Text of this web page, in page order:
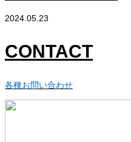
2024.05.23
CONTACT
各種お問い合わせ